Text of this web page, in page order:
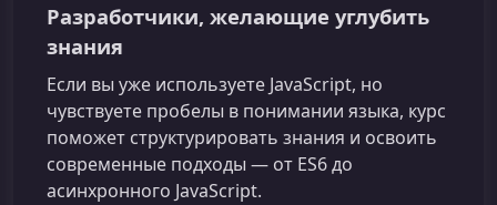
Разработчики, желающие углубить
знания
Если вы уже используете JavaScript, но
чувствуете пробелы в понимании языка, курс
поможет структурировать знания и освоить
современные подходы — от ES6 до
асинхронного JavaScript.